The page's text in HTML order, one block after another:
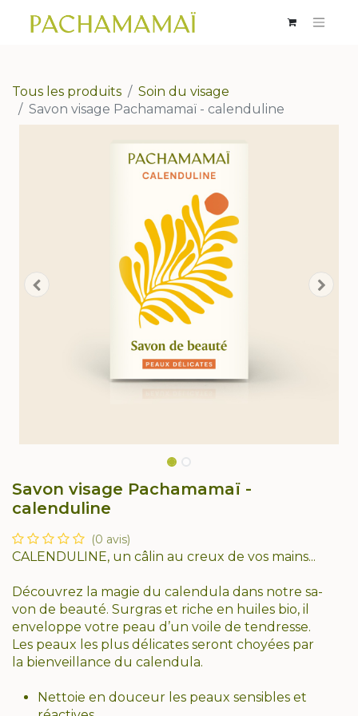
Tous les produits
Soin du visage
Savon visage Pachamamaï - calenduline
Savon visage Pachamamaï -
calenduline
(0 avis)
CALENDULINE, un câlin au creux de vos mains...
Découvrez la magie du calendula dans notre sa-
von de beauté. Surgras et riche en huiles bio, il
enveloppe votre peau d’un voile de tendresse.
Les peaux les plus délicates seront choyées par
la bienveillance du calendula.
Nettoie en douceur les peaux sensibles et